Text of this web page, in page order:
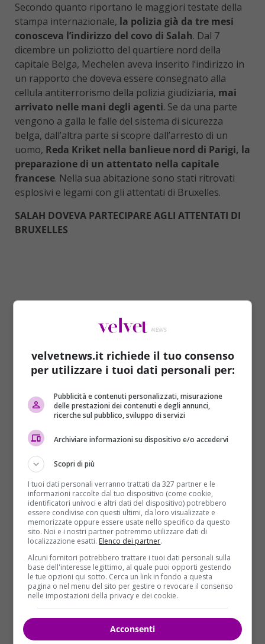
Secondo quanto riportano le maggiori testate della
stampa internazionale, la polizia già da tre mesi
conosceva l’indirizzo del covo di Salah. Dal 7
dicembre un poliziotto del quartiere nord della
capitale Belga, Mechelen aveva inserito l’indirizzo in
un rapporto che doveva essere consegnato alla
cellula antiterrorismo della polizia giudiziaria, mai
arrivato nelle mani degli agenti. Se da una parte
vengono a galla le falle del sistema di sicurezza
belga, dall’altra parte si scopre dall’arresto di un
uomo, Reda Kriket nella banlieue nord di Parigi, la
preparazione di un attentato nella capitale
francese. Nella sua abitazione sono stati ritrovati
esplosivi e legami con gli attentati di Bruxelles.
SALAH DOVEVA PARTECIPARE AGLI ATTENTATI DI
BRUXELLES
Secondo le indagini svolte dagli inquirenti e tutt’ora
in corso sullo svolgimento degli attentati di
Bruxelles,Salahavrebbe dovuto partecipare agli
attentati, sparando con un mitra tra la folla, mentre i
due kamikaze si facevano esplodere. Questa è
l’ipotesi degli investigatori che hanno raccolto le
prove per credere nell’ipotesi il piano d’attacco di
Bruxelles è stato pensato simile a quello del 13
novembre a Parigi.Salah aveva il compito di
sparare sulla folla per strada, mentre gli altri
complici si facevano saltare in aria all’aeroporto
di Zavantem e nella metro di Maelbeek .La data
fissata per il giorno della strage era il 28 marzo, il
giorno di Pasquetta. Ma per fortuna uno dei
complici è stato ucciso dalla polizia il 15 marzo
velvetnews.it richiede il tuo consenso
per utilizzare i tuoi dati personali per:
Pubblicità e contenuti personalizzati, misurazione
delle prestazioni dei contenuti e degli annunci,
ricerche sul pubblico, sviluppo di servizi
Archiviare informazioni su dispositivo e/o accedervi
Scopri di più
I tuoi dati personali verranno trattati da 327 partner e le
informazioni raccolte dal tuo dispositivo (come cookie,
identificatori univoci e altri dati del dispositivo) potrebbero
essere condivise con questi ultimi, da loro visualizzate e
memorizzate oppure essere usate nello specifico da questo
sito. Noi e i nostri partner potremmo utilizzare dati di
localizzazione esatti. Elenco dei partner.
Alcuni fornitori potrebbero trattare i tuoi dati personali sulla
base dell'interesse legittimo, al quale puoi opporti gestendo
le tue opzioni qui sotto. Cerca un link in fondo a questa
pagina o nel menu del sito per gestire o revocare il consenso
nelle impostazioni della privacy e dei cookie.
Acconsenti